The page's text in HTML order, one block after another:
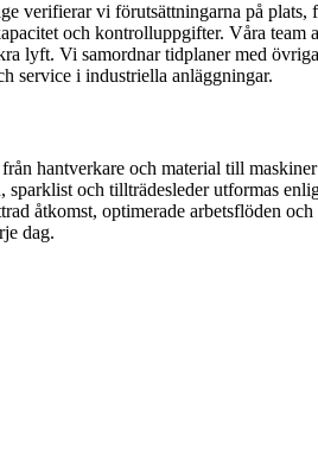
vi förutsättningarna på plats,
och kontrolluppgifter. Våra team
lyft. Vi samordnar tidplaner med
service i industriella anläggningar.
hantverkare och material till
sparklist och tillträdesleder utformas
åtkomst, optimerade arbetsflöden
dag.